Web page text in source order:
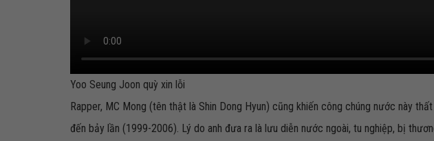
Yoo Seung Joon quỳ xin lỗi
Rapper, MC Mong (tên thật là Shin Dong Hyun) cũng khiến công chúng nước này
đến bảy lần (1999-2006). Lý do anh đưa ra là lưu diễn nước ngoài, tu nghiệp, bị